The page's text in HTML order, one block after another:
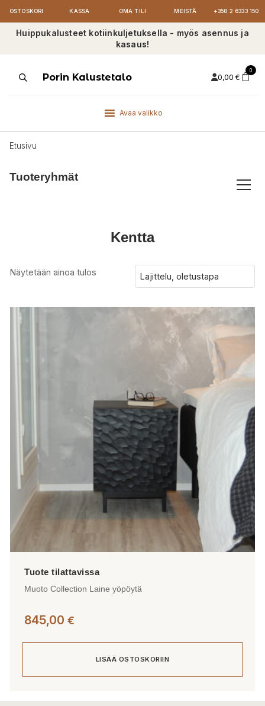
OSTOSKORI KASSA OMA TILI MEISTÄ +358 2 6333 150
Huippukalusteet kotiinkuljetuksella - myös asennus ja
kasaus!
ProductsPorin Kalustetalo 0,00 €
0
Avaa valikko
Etusivu
Tuoteryhmät
Kentta
Näytetään ainoa tulos
Muoto Collection Laine yöpöytä
845,00 €
LISÄÄ OSTOSKORIIN